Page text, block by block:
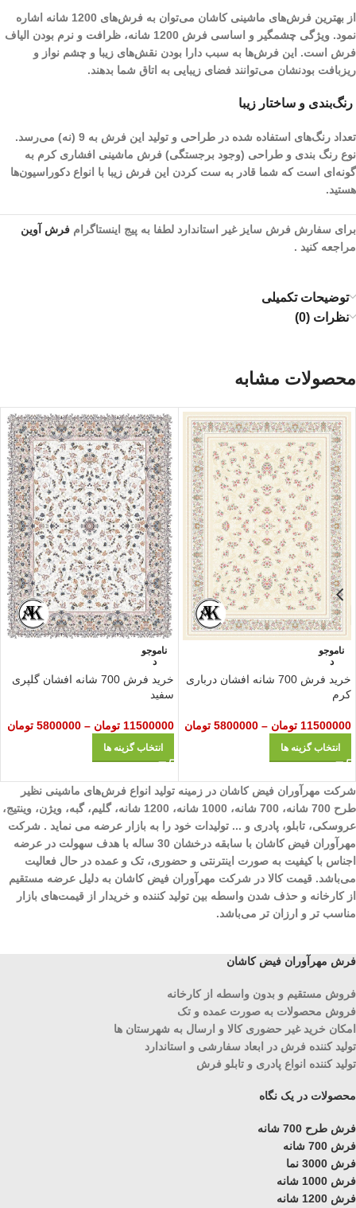
از بهترین فرش‌های ماشینی کاشان می‌توان به فرش‌های 1200 شانه اشاره
نمود. ویژگی چشمگیر و اساسی فرش 1200 شانه، ظرافت و نرم بودن الیاف
فرش است. این فرش‌ها به سبب دارا بودن نقش‌های زیبا و چشم نواز و
ریز‌بافت بودنشان می‌توانند فضای زیبایی به اتاق شما بدهند.
رنگ‌بندی و ساختار زیبا
تعداد رنگ‌های استفاده شده در طراحی و تولید این فرش به 9 (نه) می‌رسد.
نوع رنگ بندی و طراحی (وجود برجستگی) فرش ماشینی افشاری کرم به
گونه‌ای است که شما قادر به ست کردن این فرش زیبا با انواع دکوراسیون‌ها
هستید.
برای سفارش فرش سایز غیر استاندارد لطفا به پیج اینستاگرام فرش آوین
مراجعه کنید .
توضیحات تکمیلی
نظرات (0)
محصولات مشابه
ناموجو
د
خرید فرش 700 شانه افشان درباری
کرم
11500000 تومان –
5800000 تومان
انتخاب گزینه ها
ناموجو
د
خرید فرش 700 شانه افشان گلپری
سفید
11500000 تومان –
5800000 تومان
انتخاب گزینه ها
شرکت مهرآوران فیض کاشان در زمینه تولید انواع فرش‌های ماشینی نظیر
طرح 700 شانه، 700 شانه، 1000 شانه، 1200 شانه، گلیم، گبه، ویژن، وینتیج،
عروسکی، تابلو، پادری و ... تولیدات خود را به بازار عرضه می نماید . شرکت
مهرآوران فیض کاشان با سابقه درخشان 30 ساله با هدف سهولت در عرضه
اجناس با کیفیت به صورت اینترنتی و حضوری، تک و عمده در حال فعالیت
می‌باشد. قیمت کالا در شرکت مهرآوران فیض کاشان به دلیل عرضه مستقیم
از کارخانه و حذف شدن واسطه بین تولید کننده و خریدار از قیمت‌های بازار
مناسب تر و ارزان تر می‌باشد.
فرش مهرآوران فیض کاشان
فروش مستقیم و بدون واسطه از کارخانه
فروش محصولات به صورت عمده و تک
امکان خرید غیر حضوری کالا و ارسال به شهرستان ها
تولید کننده فرش در ابعاد سفارشی و استاندارد
تولید کننده انواع پادری و تابلو فرش
محصولات در یک نگاه
فرش طرح 700 شانه
فرش 700 شانه
فرش 3000 نما
فرش 1000 شانه
فرش 1200 شانه